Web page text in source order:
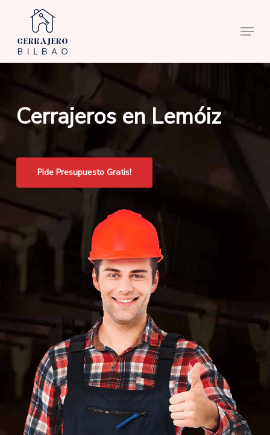
main
content
Menu
Cerrajeros en Lemóiz
Pide Presupuesto Gratis!